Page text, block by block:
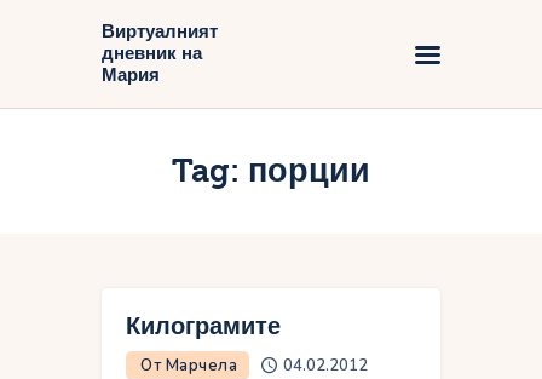
Виртуалният
дневник на
Мария
Tag: порции
Виртуалният дневник на Мария
Килограмите
От Марчела 04.02.2012